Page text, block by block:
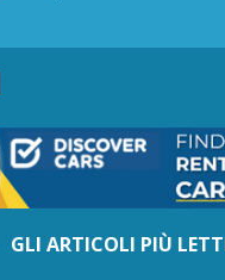
GLI ARTICOLI PIÙ